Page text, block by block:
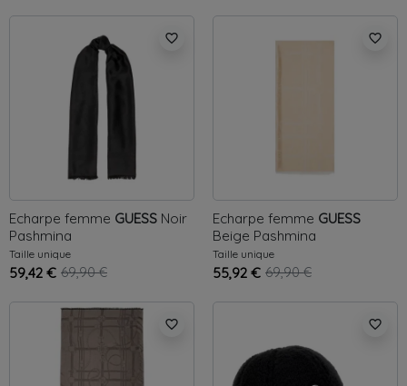
favorite_border
Echarpe femme GUESS Noir
Pashmina
Taille unique
59,42 € 69,90 €
favorite_border
Echarpe femme GUESS
Beige Pashmina
Taille unique
55,92 € 69,90 €
favorite_border favorite_border